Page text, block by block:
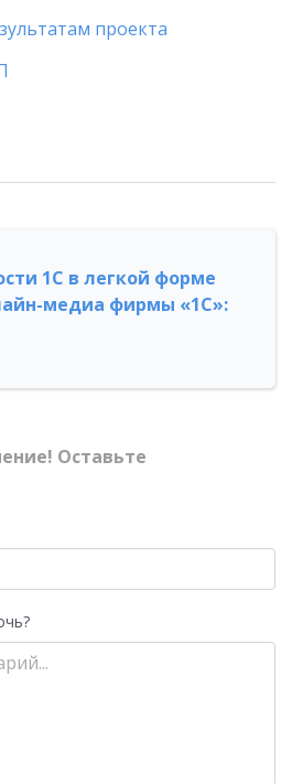
проекта
1С в легкой форме
медиа фирмы «1С»:
Оставьте